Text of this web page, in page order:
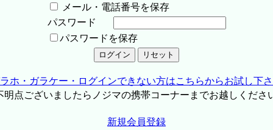
メール・電話番号を保存
パスワード
パスワードを保存
ホ・ガラケー・ログインできない方はこちらからお試し下
点ございましたらノジマの携帯コーナーまでお越しくださ
新規会員登録